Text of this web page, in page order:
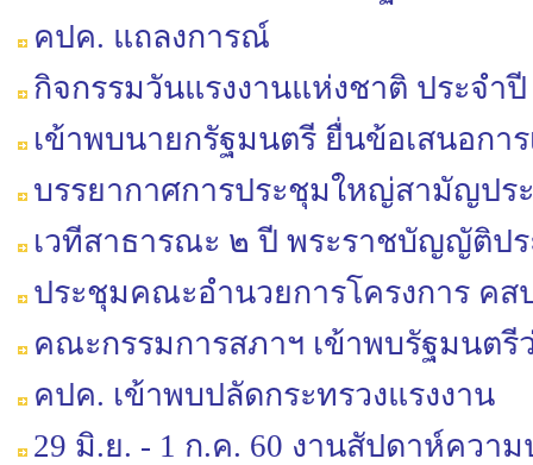
คปค. แถลงการณ์
กิจกรรมวันแรงงานแห่งชาติ ประจำปี
เข้าพบนายกรัฐมนตรี ยื่นข้อเสนอกา
บรรยากาศการประชุมใหญ่สามัญปร
เวทีสาธารณะ ๒ ปี พระราชบัญญัติป
ประชุมคณะอำนวยการโครงการ คส
คณะกรรมการสภาฯ เข้าพบรัฐมนต
คปค. เข้าพบปลัดกระทรวงแรงงาน
29 มิ.ย. - 1 ก.ค. 60 งานสัปดาห์ควา